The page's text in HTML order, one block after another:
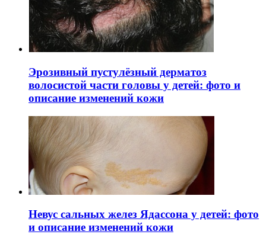
Эрозивный пустулёзный дерматоз
волосистой части головы у детей: фото и
описание изменений кожи
Невус сальных желез Ядассона у детей: фото
и описание изменений кожи